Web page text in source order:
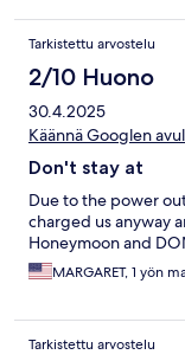
Tarkistettu arvostelu
2/10 Huono
30.4.2025
Käännä Googlen
Don't stay at
Due to the power
charged us anyway
Honeymoon and
MARGARET, 1 yön
Tarkistettu arvostelu